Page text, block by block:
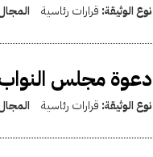
نوع الوثيقة: قرارات رئاسية
دعوة مجلس النواب
نوع الوثيقة: قرارات رئاسية